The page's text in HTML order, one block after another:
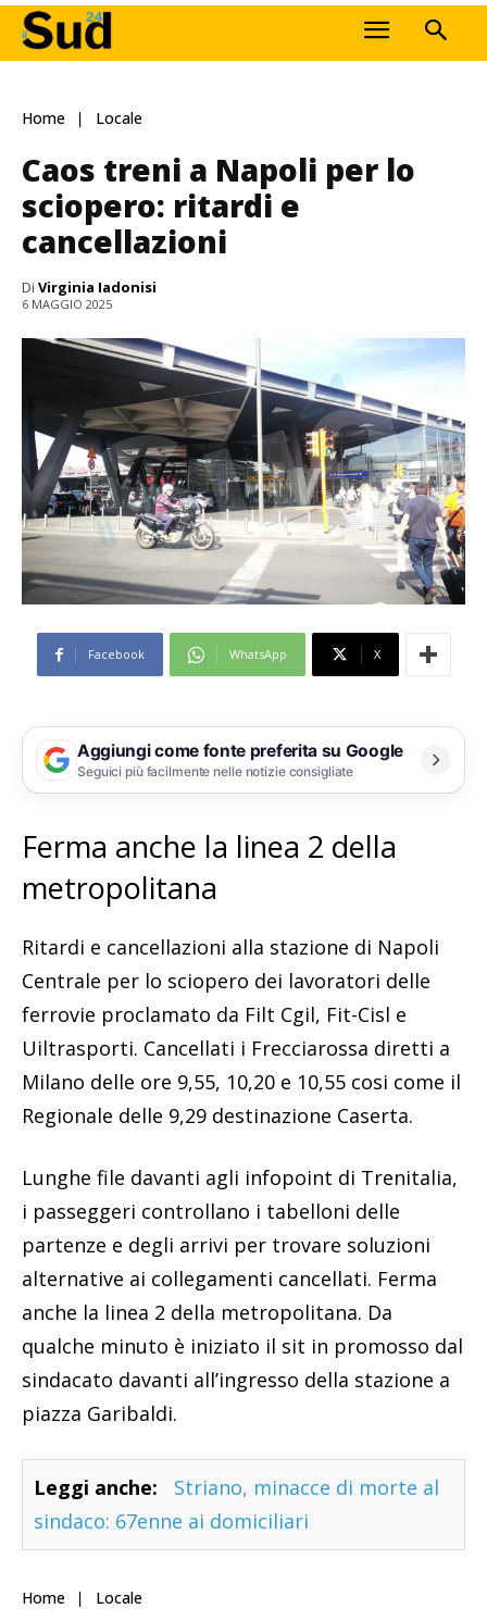
Home Locale
Caos treni a Napoli per lo
sciopero: ritardi e
cancellazioni
Di Virginia Iadonisi
6 MAGGIO 2025
Facebook WhatsApp X
Aggiungi come fonte preferita su Google
Seguici più facilmente nelle notizie consigliate
Ferma anche la linea 2 della
metropolitana
Ritardi e cancellazioni alla stazione di Napoli
Centrale per lo sciopero dei lavoratori delle
ferrovie proclamato da Filt Cgil, Fit-Cisl e
Uiltrasporti. Cancellati i Frecciarossa diretti a
Milano delle ore 9,55, 10,20 e 10,55 cosi come il
Regionale delle 9,29 destinazione Caserta.
Lunghe file davanti agli infopoint di Trenitalia,
i passeggeri controllano i tabelloni delle
partenze e degli arrivi per trovare soluzioni
alternative ai collegamenti cancellati. Ferma
anche la linea 2 della metropolitana. Da
qualche minuto è iniziato il sit in promosso dal
sindacato davanti all’ingresso della stazione a
piazza Garibaldi.
Leggi anche:
Striano, minacce di morte al
sindaco: 67enne ai domiciliari
Home Locale